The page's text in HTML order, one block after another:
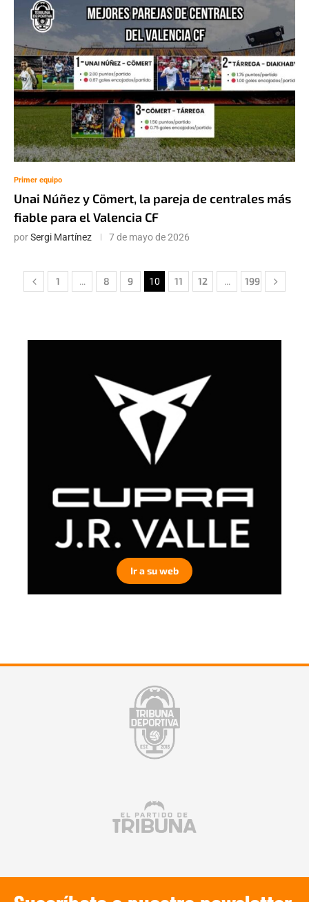
Primer equipo
Unai Núñez y Cömert, la pareja de centrales más
fiable para el Valencia CF
porSergi Martínez 7 de mayo de 2026
1 … 8 9 10 11 12 … 199
Ir a su web